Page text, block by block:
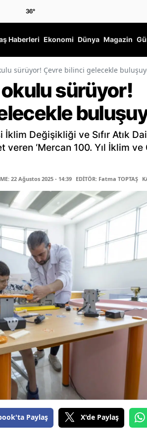
36°
Haberleri Ekonomi Dünya Magazin
sürüyor! Çevre bilinci gelecekle
sürüyor!
Değişikliği ve Sıfır Atık
veren ‘Mercan 100. Yıl İklim ve
22 Ağustos 2025 - 14:39 EDİTÖR: Fatma TOPTAŞ
Paylaş X'de Paylaş